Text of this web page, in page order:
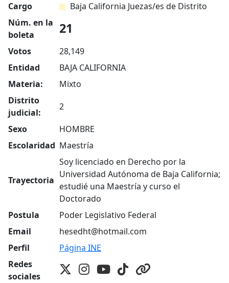
Cargo
Baja California Juezas/es de Distrito
Núm. en la
boleta
21
Votos
28,149
Entidad
BAJA CALIFORNIA
Materia:
Mixto
Distrito
judicial:
2
Sexo
HOMBRE
Escolaridad Maestría
Trayectoria
Soy licenciado en Derecho por la
Universidad Autónoma de Baja California;
estudié una Maestría y curso el
Doctorado
Postula
Poder Legislativo Federal
Email
hesedht@hotmail.com
Perfil
Página INE
Redes
sociales